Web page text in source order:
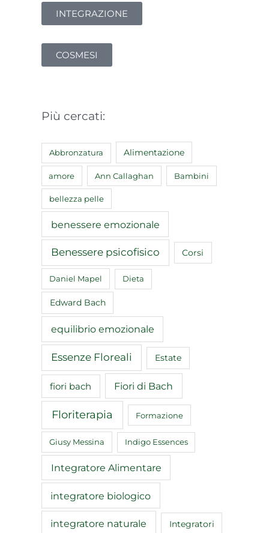
INTEGRAZIONE
COSMESI
Più cercati:
Abbronzatura Alimentazione
amore Ann Callaghan Bambini
bellezza pelle
benessere emozionale
Benessere psicofisico Corsi
Daniel Mapel Dieta
Edward Bach
equilibrio emozionale
Essenze Floreali Estate
fiori bach Fiori di Bach
Floriterapia Formazione
Giusy Messina Indigo Essences
Integratore Alimentare
integratore biologico
integratore naturale Integratori